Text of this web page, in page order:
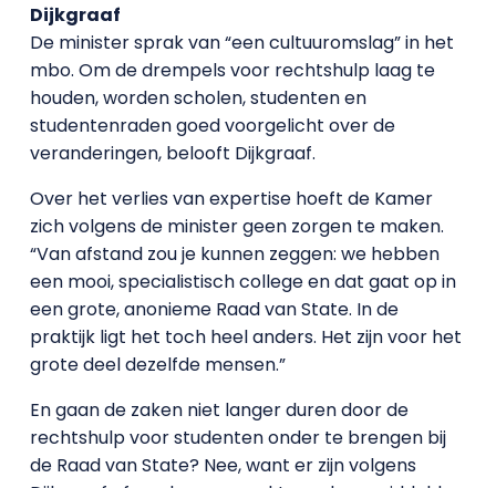
Dijkgraaf
De minister sprak van “een cultuuromslag” in het
mbo. Om de drempels voor rechtshulp laag te
houden, worden scholen, studenten en
studentenraden goed voorgelicht over de
veranderingen, belooft Dijkgraaf.
Over het verlies van expertise hoeft de Kamer
zich volgens de minister geen zorgen te maken.
“Van afstand zou je kunnen zeggen: we hebben
een mooi, specialistisch college en dat gaat op in
een grote, anonieme Raad van State. In de
praktijk ligt het toch heel anders. Het zijn voor het
grote deel dezelfde mensen.”
En gaan de zaken niet langer duren door de
rechtshulp voor studenten onder te brengen bij
de Raad van State? Nee, want er zijn volgens